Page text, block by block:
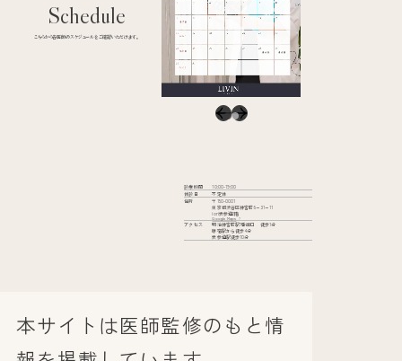
Schedule
こちらから各医師のスケジュールをご確認いただけます。
診療時間
10:00-19:00
休診日
不定休
住所
〒150-0001
東京都渋谷区神宮前6−31−11
iori表参道2階
Google Maps
アクセス
明治神宮前駅7番出口 徒歩1分
原宿駅から徒歩4分
表参道駅徒歩10分
本サイトは医師監修のもと情